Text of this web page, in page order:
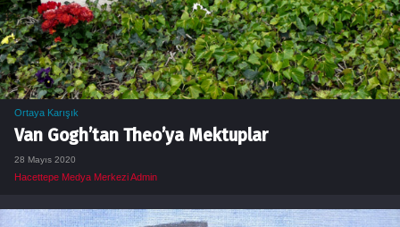
Ortaya Karışık
Van Gogh’tan Theo’ya Mektuplar
28 Mayıs 2020
Hacettepe Medya Merkezi Admin